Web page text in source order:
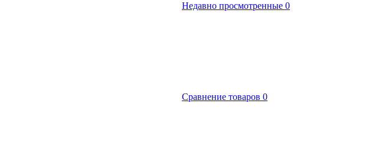
Недавно просмотренные 0
Сравнение товаров 0